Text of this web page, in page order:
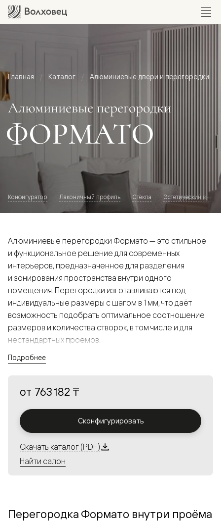
Главная Каталог Алюминиевые двери и перегородки
Алюминиевые перегородки
ФОРМАТО
Конфигуратор Лаконичный профиль Стёкла Эстетический
Алюминиевые перегородки Формато — это стильное
и функциональное решение для современных
интерьеров, предназначенное для разделения
и зонирования пространства внутри одного
помещения. Перегородки изготавливаются под
индивидуальные размеры с шагом в 1 мм, что даёт
возможность подобрать оптимальное соотношение
размеров и количества створок, в том числе и для
нестандартных проёмов.
а большой выбор вставок из стекла с различными
решения в интерьере и варьировать освещённость.
Алюминиевые перегородки имеют единый профиль
с алюминиевыми дверьми и легко сочетаются в одном
алюминиевых перегородок и дверей координируется
со стеновыми панелями Волховец.
Подробнее
от 763 182 ₸
Сконфигурировать
Скачать каталог (PDF)
Найти салон
Перегородка Формато внутри проёма